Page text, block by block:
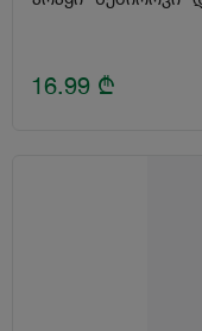
16.99 ₾